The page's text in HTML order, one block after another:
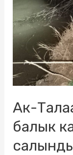
Ак-
балык